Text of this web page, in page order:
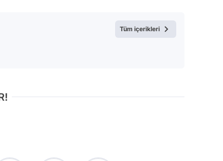
Tüm içerikleri